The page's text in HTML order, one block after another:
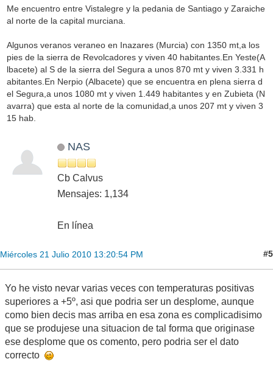
Me encuentro entre Vistalegre y la pedania de Santiago y Zaraiche
al norte de la capital murciana.
Algunos veranos veraneo en Inazares (Murcia) con 1350 mt,a los
pies de la sierra de Revolcadores y viven 40 habitantes.En Yeste(A
lbacete) al S de la sierra del Segura a unos 870 mt y viven 3.331 h
abitantes.En Nerpio (Albacete) que se encuentra en plena sierra d
el Segura,a unos 1080 mt y viven 1.449 habitantes y en Zubieta (N
avarra) que esta al norte de la comunidad,a unos 207 mt y viven 3
15 hab.
NAS
Cb Calvus
Mensajes: 1,134
En línea
Miércoles 21 Julio 2010 13:20:54 PM #5
Yo he visto nevar varias veces con temperaturas positivas
superiores a +5º, asi que podria ser un desplome, aunque
como bien decis mas arriba en esa zona es complicadisimo
que se produjese una situacion de tal forma que originase
ese desplome que os comento, pero podria ser el dato
correcto